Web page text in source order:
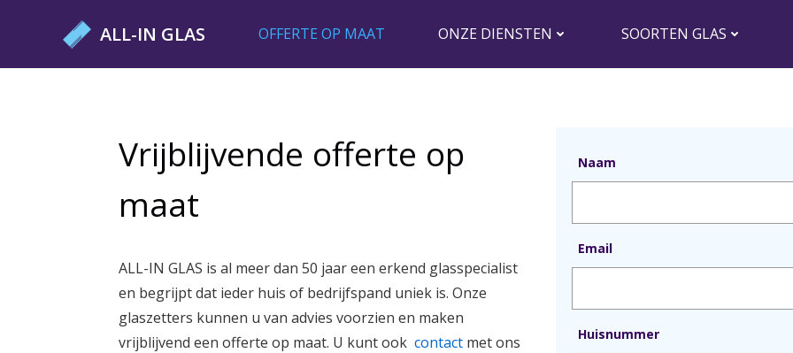
ALL-IN GLAS OFFERTE OP MAAT ONZE DIENSTEN SOORTEN GLAS
Vrijblijvende offerte op
maat
ALL-IN GLAS is al meer dan 50 jaar een erkend glasspecialist
en begrijpt dat ieder huis of bedrijfspand uniek is. Onze
glaszetters kunnen u van advies voorzien en maken
vrijblijvend een offerte op maat. U kunt ook contactmet ons
Naam
Email
Huisnummer